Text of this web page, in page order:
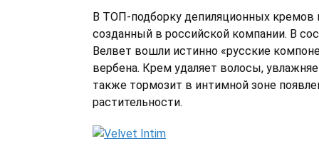
В ТОП-подборку депиляционных кремов
созданный в российской компании. В
Велвет вошли истинно «русские
вербена. Крем удаляет волосы,
также тормозит в интимной зоне
растительности.